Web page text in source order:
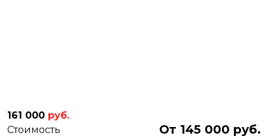
161 000 руб.
Стоимость
От 145 000 руб.